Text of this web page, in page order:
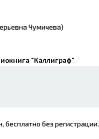
Чумичева)
"Каллиграф"
без регистрации.